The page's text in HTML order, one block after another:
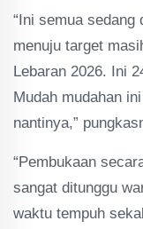
“Ini semua
menuju target
Lebaran 2026. Ini
Mudah mudahan
nantinya,”
“Pembukaan
sangat ditunggu
waktu tempuh